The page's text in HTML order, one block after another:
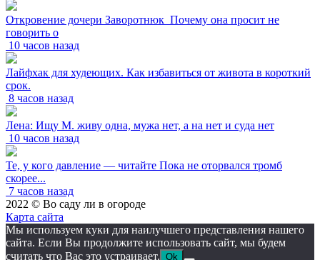
Откровение дочери Заворотнюк_Почему она просит не
говорить о
10 часов назад
Лайфхак для худеющих. Как избавиться от живота в короткий
срок.
8 часов назад
Лена: Ищу М. живу одна, мужа нет, а на нет и суда нет
10 часов назад
Те, у кого давление — читайте Пока не оторвался тромб
скорее...
7 часов назад
2022 © Во саду ли в огороде
Карта сайта
Мы используем куки для наилучшего представления нашего
сайта. Если Вы продолжите использовать сайт, мы будем
считать что Вас это устраивает. Ok